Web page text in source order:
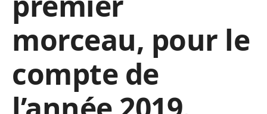
morceau, pour le
compte de